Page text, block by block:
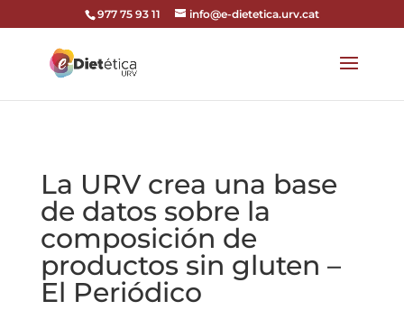
codi google analytics:
977 75 93 11 info@e-dietetica.urv.cat
La URV crea una base
de datos sobre la
composición de
productos sin gluten –
El Periódico